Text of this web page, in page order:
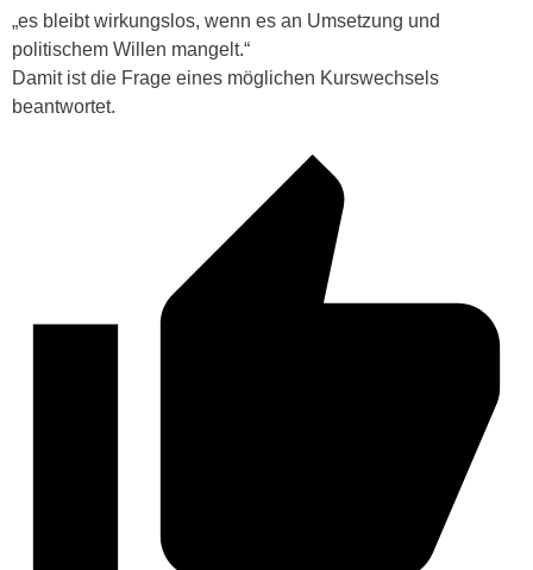
„es bleibt wirkungslos, wenn es an Umsetzung und
politischem Willen mangelt.“
Damit ist die Frage eines möglichen Kurswechsels
beantwortet.